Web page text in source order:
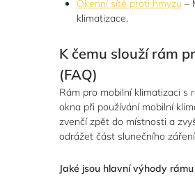
Okenní sítě proti hmyzu –
klimatizace.
K čemu slouží rám
(FAQ)
Rám pro mobilní klimatizaci s
okna při používání mobilní
zvenčí zpět do místnosti a
odrážet část slunečního
Jaké jsou hlavní výhody